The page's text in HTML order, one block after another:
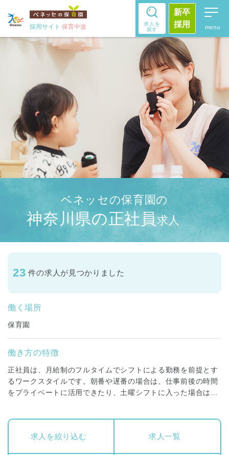
採用サイト 保育中途
求人を
探す
新卒
採用
ベネッセの保育園の
神奈川県の正社員求人
23 件の求人が見つかりました
働く場所
保育園
働き方の特徴
正社員は、月給制のフルタイムでシフトによる勤務を前提とす
るワークスタイルです。朝番や遅番の場合は、仕事前後の時間
をプライベートに活用できたり、土曜シフトに入った場合は平
保育スタッフ(保育士)・調理スタッフ(調理師・栄養士)・看護
求人を絞り込む 求人一覧